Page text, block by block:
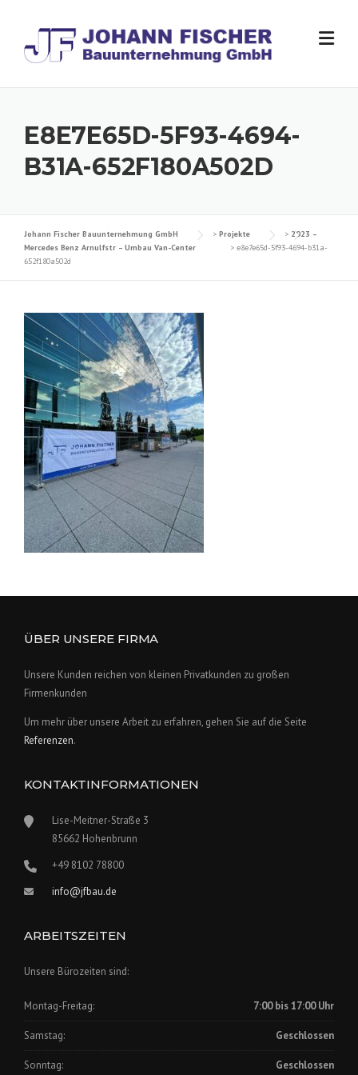
content
E8E7E65D-5F93-4694-
B31A-652F180A502D
Johann Fischer Bauunternehmung GmbH > Projekte > 2023 –
Mercedes Benz Arnulfstr – Umbau Van-Center
> e8e7e65d-5f93-4694-b31a-
652f180a502d
ÜBER UNSERE FIRMA
Unsere Kunden reichen von kleinen Privatkunden zu großen
Firmenkunden
Um mehr über unsere Arbeit zu erfahren, gehen Sie auf die Seite
Referenzen.
KONTAKTINFORMATIONEN
Lise-Meitner-Straße 3
85662 Hohenbrunn
+49 8102 78800
info@jfbau.de
ARBEITSZEITEN
Unsere Bürozeiten sind:
Montag-Freitag: 7:00 bis 17:00 Uhr
Samstag: Geschlossen
Sonntag: Geschlossen